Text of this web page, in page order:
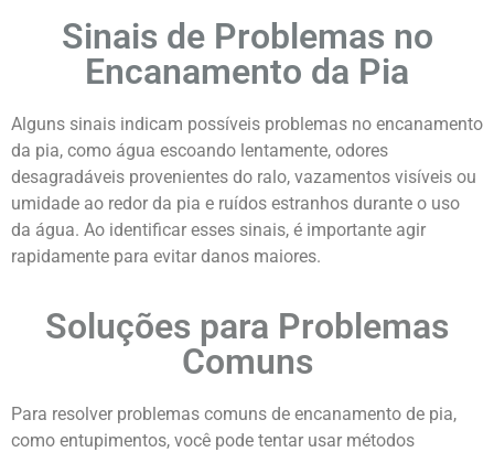
Sinais de Problemas no
Encanamento da Pia
Alguns sinais indicam possíveis problemas no encanamento
da pia, como água escoando lentamente, odores
desagradáveis provenientes do ralo, vazamentos visíveis ou
umidade ao redor da pia e ruídos estranhos durante o uso
da água. Ao identificar esses sinais, é importante agir
rapidamente para evitar danos maiores.
Soluções para Problemas
Comuns
Para resolver problemas comuns de encanamento de pia,
como entupimentos, você pode tentar usar métodos